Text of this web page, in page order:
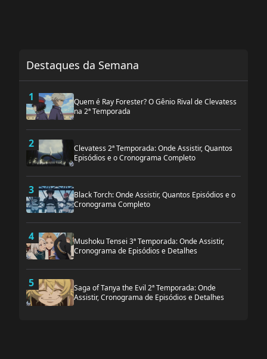
Destaques da Semana
1
Quem é Ray Forester? O Gênio Rival de Clevatess
na 2ª Temporada
2
Clevatess 2ª Temporada: Onde Assistir, Quantos
Episódios e o Cronograma Completo
3
Black Torch: Onde Assistir, Quantos Episódios e o
Cronograma Completo
4
Mushoku Tensei 3ª Temporada: Onde Assistir,
Cronograma de Episódios e Detalhes
5
Saga of Tanya the Evil 2ª Temporada: Onde
Assistir, Cronograma de Episódios e Detalhes